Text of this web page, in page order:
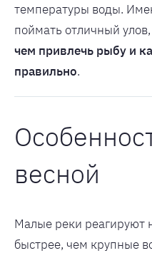
температуры воды.
поймать отличный улов,
чем привлечь рыбу и
правильно.
весной
Малые реки реагируют
быстрее, чем крупные